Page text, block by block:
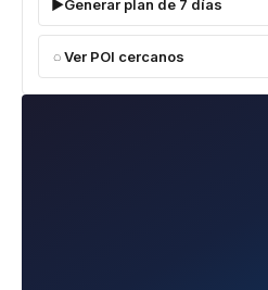
Generar plan de 7 días
Ver POI cercanos